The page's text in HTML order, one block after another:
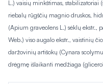
L.) vaisių minkštimas, stabilizatoriai
riebalų rūgščių magnio druskos,
(Apium graveolens L.) sėklų ekstr.,
Web.) viso augalo ekstr., vaistinių
daržovinių artišokų (Cynara
drėgmę išlaikanti medžiaga